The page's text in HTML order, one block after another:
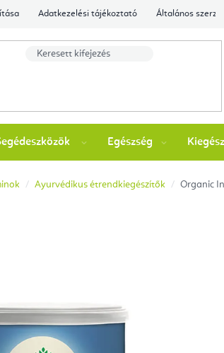
Adatkezelési tájékoztató Általános
Egészség
Ayurvédikus étrendkiegészítők Organic